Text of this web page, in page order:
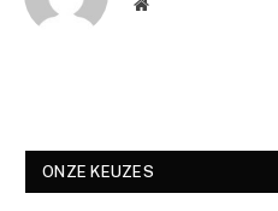
Website
ONZE KEUZES